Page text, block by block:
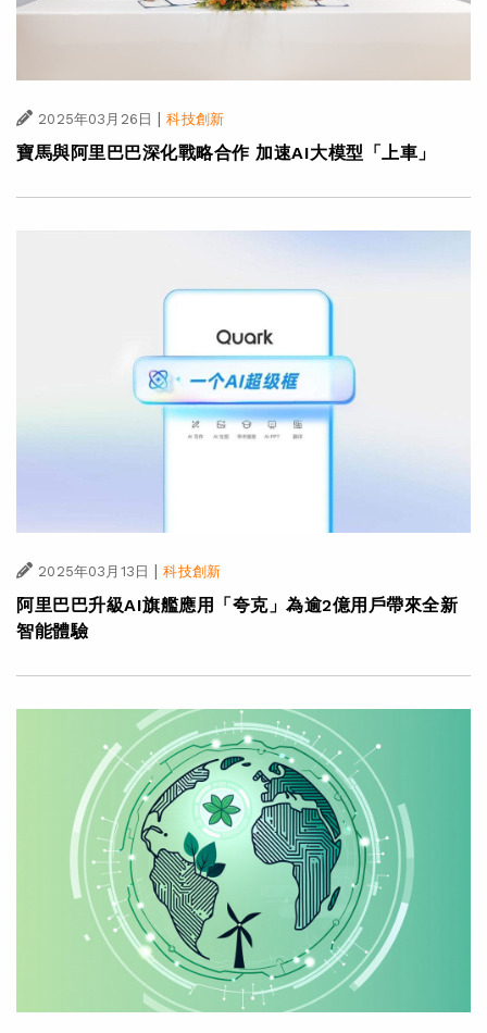
2025年03月26日 | 科技創新
寶馬與阿里巴巴深化戰略合作 加速AI大模型「上車」
2025年03月13日 科技創新
阿里巴巴升級AI旗艦應用「夸克」為逾2億用戶帶來全新
智能體驗